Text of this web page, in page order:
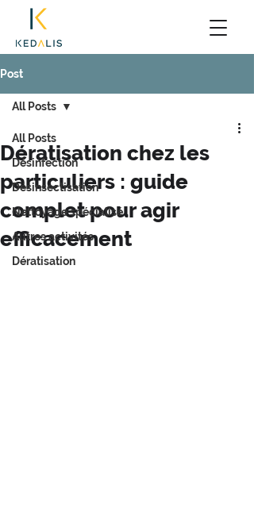
Post
All Posts
Désinfection
Désinsectisation
Nettoyage spécialisé
Autres activités
Dératisation
All Posts
Dératisation chez les
particuliers : guide
complet pour agir
efficacement